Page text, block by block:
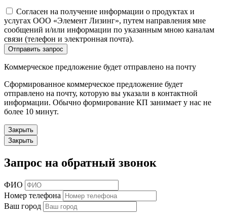
Согласен на получение информации о продуктах и
услугах ООО «Элемент Лизинг», путем направления мне
сообщений и/или информации по указанным мною каналам
связи (телефон и электронная почта).
Отправить запрос
Коммерческое предложение будет отправлено на почту
Сформированное коммерческое предложение будет
отправлено на почту, которую вы указали в контактной
информации. Обычно формирование КП занимает у нас не
более 10 минут.
Закрыть
Закрыть
Запрос на обратный звонок
ФИО
Номер телефона
Ваш город